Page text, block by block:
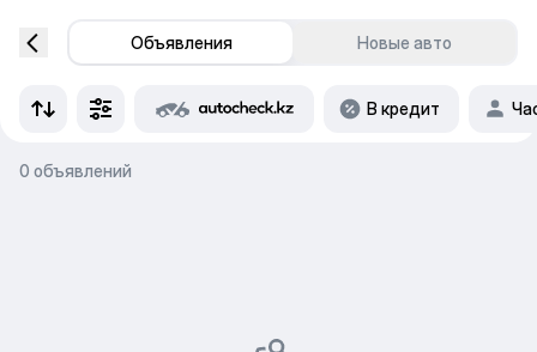
Объявления Новые авто
В кредит
0 объявлений